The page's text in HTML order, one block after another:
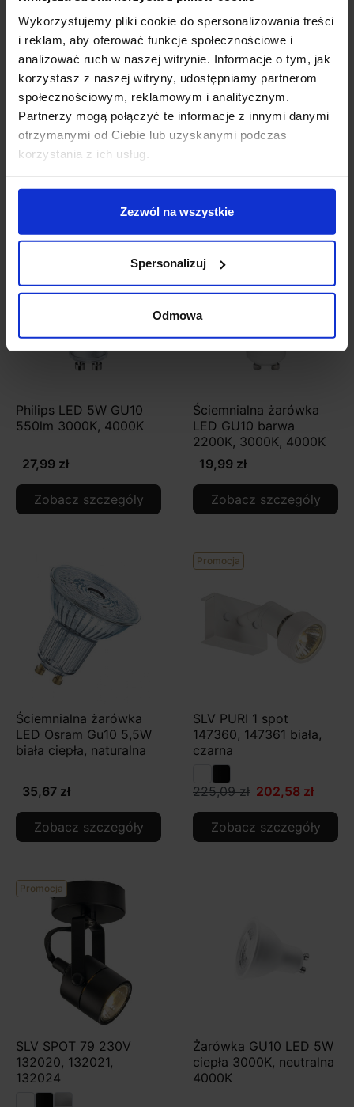
Wykorzystujemy pliki cookie do spersonalizowania treści
i reklam, aby oferować funkcje społecznościowe i
analizować ruch w naszej witrynie. Informacje o tym, jak
korzystasz z naszej witryny, udostępniamy partnerom
społecznościowym, reklamowym i analitycznym.
Partnerzy mogą połączyć te informacje z innymi danymi
otrzymanymi od Ciebie lub uzyskanymi podczas
korzystania z ich usług.
Zezwól na wszystkie
Spersonalizuj
Odmowa
Dodatkowe informacje:
oprawa nie posiada źródeł światła w komplecie
zalecane stosowanie żarówek LED
waga 0,32kg
Szczegóły produktu
Philips LED 5W GU10
550lm 3000K, 4000K
27,99 zł
Zobacz szczegóły
Ściemnialna żarówka
LED GU10 barwa
2200K, 3000K, 4000K
19,99 zł
Zobacz szczegóły
Ściemnialna żarówka
LED Osram Gu10 5,5W
biała ciepła, naturalna
35,67 zł
Zobacz szczegóły
Promocja
SLV PURI 1 spot
147360, 147361 biała,
czarna
225,09 zł 202,58 zł
Zobacz szczegóły
Promocja
SLV SPOT 79 230V
132020, 132021,
132024
Żarówka GU10 LED 5W
ciepła 3000K, neutralna
4000K